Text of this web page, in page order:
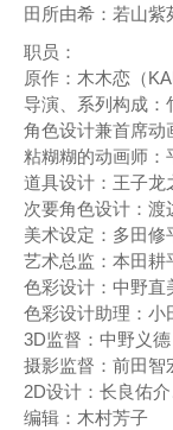
田所由希：若山紫
职员：
原作：木木恋（
导演、系列构成：
角色设计兼首席动
粘糊糊的动画师：
道具设计：王子龙
次要角色设计：
美术设定：多田修
艺术总监：本田耕
色彩设计：中野直
色彩设计助理：小
3D监督：中野义德
摄影监督：前田智
2D设计：长良佑
编辑：木村芳子